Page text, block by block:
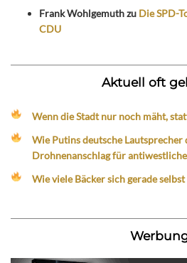
Frank Wohlgemuthzu Die SPD-
CDU
Aktuell oft
Wenn die Stadt nur noch mäht,
Wie Putins deutsche Lautsprecher
Drohnenanschlag für
Wie viele Bäcker sich gerade